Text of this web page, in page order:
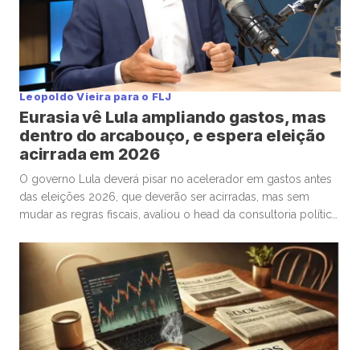
Leopoldo Vieira para o FLJ
Eurasia vê Lula ampliando gastos, mas
dentro do arcabouço, e espera eleição
acirrada em 2026
O governo Lula deverá pisar no acelerador em gastos antes
das eleições 2026, que deverão ser acirradas, mas sem
mudar as regras fiscais, avaliou o head da consultoria política
político e colunista do Faria Lima Journal, Leopoldo Vieira.
Na conversa, o diretor da Eurasia fez […]